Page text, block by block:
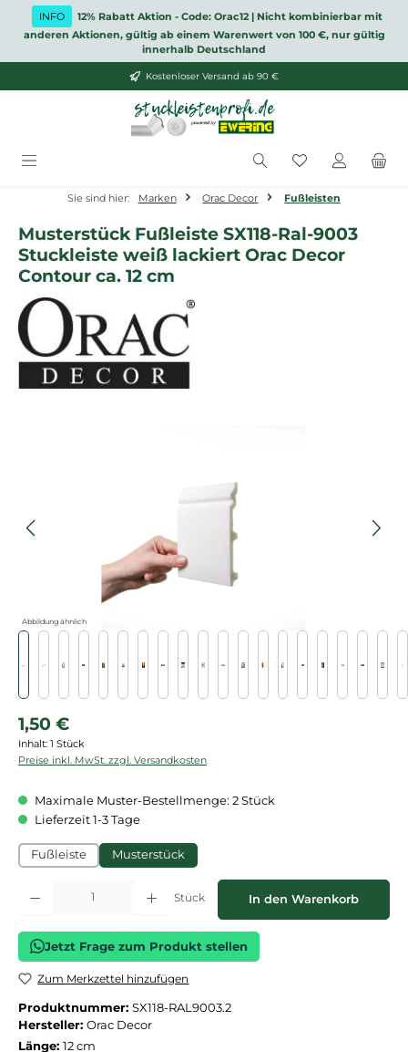
Zum Hauptinhalt springen
INFO
12% Rabatt Aktion - Code: Orac12 | Nicht kombinierbar mit
anderen Aktionen, gültig ab einem Warenwert von 100 €, nur gültig
innerhalb Deutschland
Kostenloser Versand ab 90 €
Du hast 0
Sie sind hier: Marken Orac Decor Fußleisten
Musterstück Fußleiste SX118-Ral-9003
Stuckleiste weiß lackiert Orac Decor
Contour ca. 12 cm
Abbildung ähnlich
Regulärer Preis:
1,50 €
Inhalt: 1 Stück
Preise inkl. MwSt. zzgl. Versandkosten
Maximale Muster-Bestellmenge: 2 Stück
Lieferzeit 1-3 Tage
Fußleiste Musterstück
Produkt Anzahl: Gib den gewünschten Wert ein oder benutze die
Stück In den Warenkorb
Jetzt Frage zum Produkt stellen
Zum Merkzettel hinzufügen
Produktnummer: SX118-RAL9003.2
Hersteller: Orac Decor
Länge: 12 cm